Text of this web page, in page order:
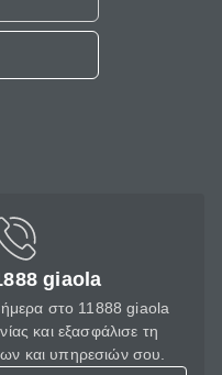
giaola
στο 11888 giaola
και εξασφάλισε τη
και υπηρεσιών σου.